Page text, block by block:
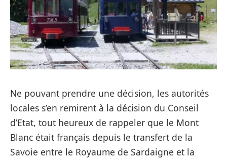
Ne pouvant prendre une décision, les autorités
locales s’en remirent à la décision du Conseil
d’Etat, tout heureux de rappeler que le Mont
Blanc était français depuis le transfert de la
Savoie entre le Royaume de Sardaigne et la